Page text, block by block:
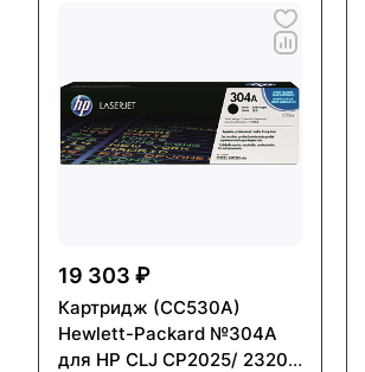
19 303 ₽
Картридж (CC530A)
Hewlett-Packard №304A
для HP CLJ CP2025/ 2320